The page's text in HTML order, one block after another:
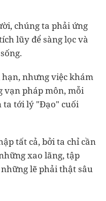
chúng ta phải ứng
lũy để sàng lọc và
nhưng việc khám
vạn pháp môn, mỗi
ta tới lý "Đạo" cuối
tất cả, bởi ta chỉ cần
xao lãng, tập
lẽ phải thật sâu